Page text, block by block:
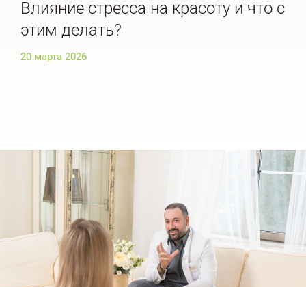
Влияние стресса на красоту и что с
этим делать?
20 марта 2026